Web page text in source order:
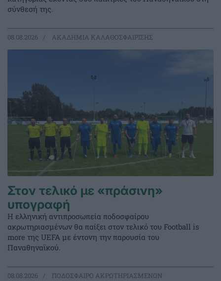
σύνθεσή της.
08.08.2026 ΑΚΑΔΗΜΙΑ ΚΑΛΑΘΟΣΦΑΙΡΙΣΗΣ
Στον τελικό με «πράσινη»
υπογραφή
Η ελληνική αντιπροσωπεία ποδοσφαίρου
ακρωτηριασμένων θα παίξει στον τελικό του Football is
more της UEFA με έντονη την παρουσία του
Παναθηναϊκού.
08.08.2026 ΠΟΔΟΣΦΑΙΡΟ ΑΚΡΩΤΗΡΙΑΣΜΕΝΩΝ